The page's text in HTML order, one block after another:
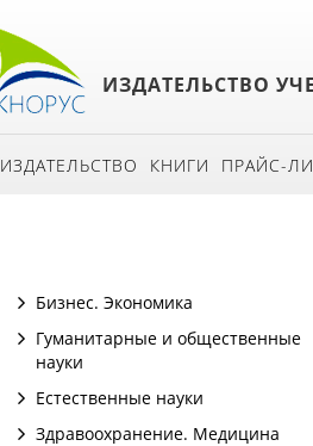
ИЗДАТЕЛЬСТВО
ИЗДАТЕЛЬСТВО КНИГИ ПРАЙС-
Бизнес. Экономика
Гуманитарные и общественные
науки
Естественные науки
Здравоохранение. Медицина